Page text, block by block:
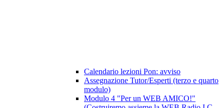
Calendario lezioni Pon: avviso
Assegnazione Tutor/Esperti (terzo e quarto
modulo)
Modulo 4 "Per un WEB AMICO!"